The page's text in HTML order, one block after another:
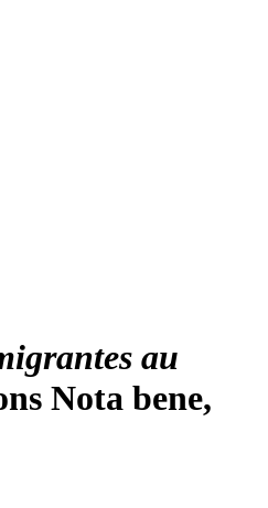
au
Nota bene,